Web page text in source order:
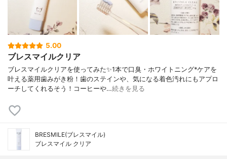
5.00
ブレスマイルクリア
ブレスマイルクリアを使ってみた✨1本で口臭・ホワイトニング*ケアを
叶える薬用歯みがき粉！歯のステインや、気になる着色汚れにもアプロ
ーチしてくれるそう！コーヒーや…続きを見る
BRESMILE(ブレスマイル)
ブレスマイル クリア